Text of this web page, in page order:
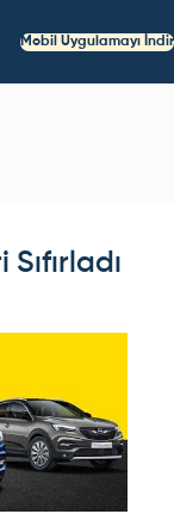
Mobil Uygulamayı İndir